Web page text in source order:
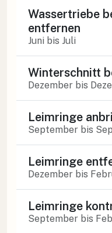
Wassertriebe
entfernen
Juni bis Juli
Winterschnitt
Dezember bis
Leimringe
September bis
Leimringe
Dezember bis
Leimringe
September bis